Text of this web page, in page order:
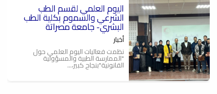
اليوم العلمي لقسم الطب
الشرعي والسموم بكلية الطب
البشري- جامعة مصراتة
أخبار
نظمت فعاليات اليوم العلمي حول
"الممارسة الطبية والمسؤولية
القانونية"بنجاح كبير،...